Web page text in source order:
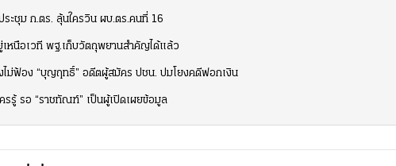
ะชุม ก.ตร. ลุ้นใครวิน ผบ.ตร.คนที่ 16
เหนือเวที พฐ.เก็บวัตถุพยานสำคัญได้แล้ว
ไม่ฟ้อง “บุญฤทธิ์” อดีตผู้สมัคร ปชน. ปมโยงคดีฟอกเงิน
รรู้ รอ “ราชทัณฑ์” เป็นผู้เปิดเผยข้อมูล